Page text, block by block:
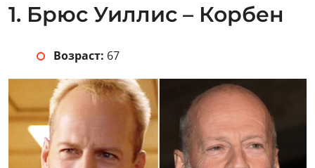
1. Брюс Уиллис – Корбен
Возраст: 67